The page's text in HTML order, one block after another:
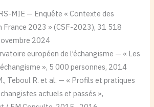
MIE — Enquête « Contexte des
France 2023 » (CSF-2023), 31 518
2024
européen de l’échangisme — « Les
», 5 000 personnes, 2014
Teboul R. et al. — « Profils et pratiques
actuels et passés »,